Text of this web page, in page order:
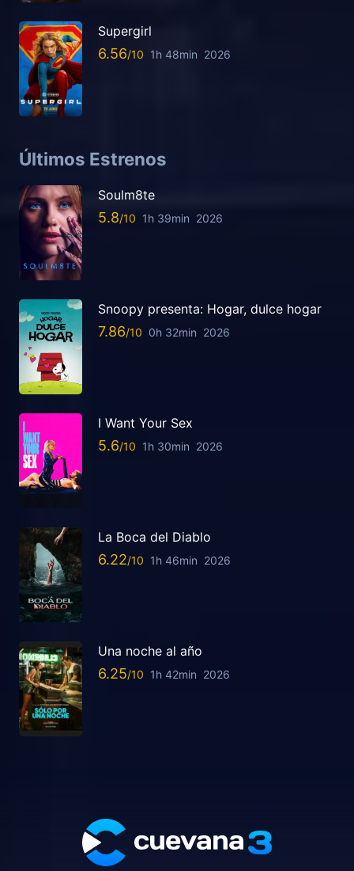
Supergirl
6.56 1h 48min 2026
Últimos Estrenos
Soulm8te
5.8 1h 39min 2026
Snoopy presenta: Hogar, dulce hogar
7.86 0h 32min 2026
I Want Your Sex
5.6 1h 30min 2026
La Boca del Diablo
6.22 1h 46min 2026
Una noche al año
6.25 1h 42min 2026